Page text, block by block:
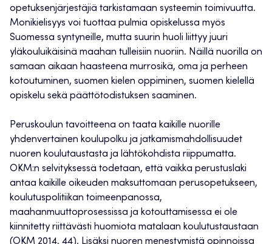
opetuksenjärjestäjiä tarkistamaan systeemin toimivuutta.
Monikielisyys voi tuottaa pulmia opiskelussa myös
Suomessa syntyneille, mutta suurin huoli liittyy juuri
yläkouluikäisinä maahan tulleisiin nuoriin. Näillä nuorilla on
samaan aikaan haasteena murrosikä, oma ja perheen
kotoutuminen, suomen kielen oppiminen, suomen kielellä
opiskelu sekä päättötodistuksen saaminen.
Peruskoulun tavoitteena on taata kaikille nuorille
yhdenvertainen koulupolku ja jatkamismahdollisuudet
nuoren koulutaustasta ja lähtökohdista riippumatta.
OKM:n selvityksessä todetaan, että vaikka perustuslaki
antaa kaikille oikeuden maksuttomaan perusopetukseen,
koulutuspolitiikan toimeenpanossa,
maahanmuuttoprosessissa ja kotouttamisessa ei ole
kiinnitetty riittävästi huomiota matalaan koulutustaustaan
(OKM 2014, 44). Lisäksi nuoren menestymistä opinnoissa